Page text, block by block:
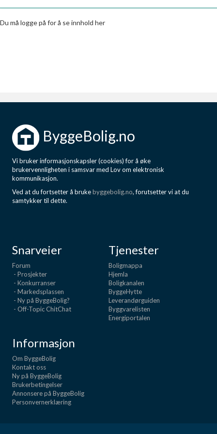
Boligmappa+
Få mer ut av Boligmappa
Du må logge på for å se innhold her
ByggeBolig.no
Vi bruker informasjonskapsler (cookies) for å øke
brukervennligheten i samsvar med Lov om elektronisk
kommunikasjon.
Ved at du fortsetter å brukebyggebolig.no, forutsetter vi at du
samtykker til dette.
Snarveier
Forum
- Prosjekter
- Konkurranser
- Markedsplassen
- Ny på ByggeBolig?
- Off-Topic ChitChat
Tjenester
Boligmappa
Hjemla
Boligkanalen
ByggeHytte
Leverandørguiden
Byggvarelisten
Energiportalen
Informasjon
Om ByggeBolig
Kontakt oss
Ny på ByggeBolig
Brukerbetingelser
Annonsere på ByggeBolig
Personvernerklæring